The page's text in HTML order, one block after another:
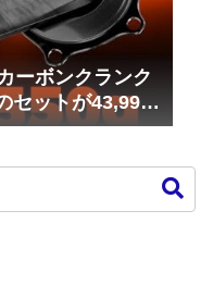
ーボンクランク
セットが43,999